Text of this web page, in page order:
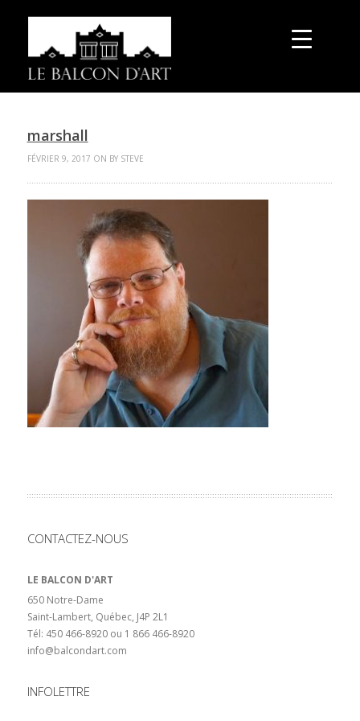
marshall
FÉVRIER 9, 2017 ON BY STEVE
CONTACTEZ-NOUS
LE BALCON D'ART
650 Notre-Dame
Saint-Lambert, Québec, J4P 2L1
Tél: 450 466-8920 ou 1 866 466-8920
info@balcondart.com
INFOLETTRE